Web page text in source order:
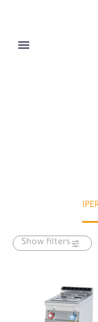
Show filters